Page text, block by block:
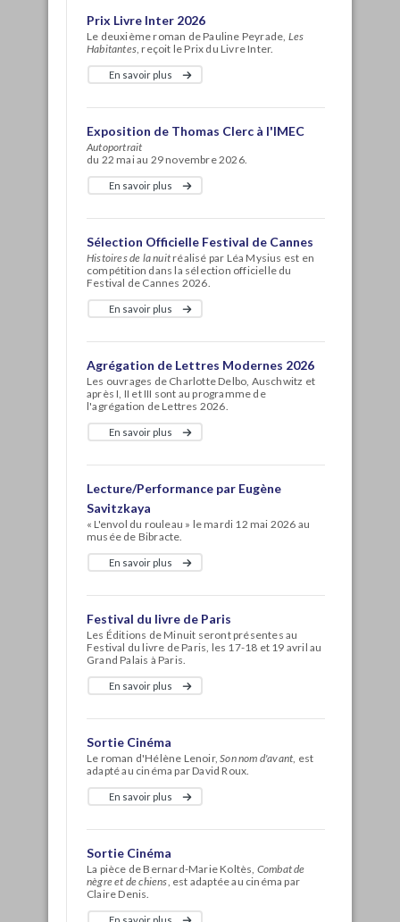
Prix Livre Inter 2026
Le deuxième roman de Pauline Peyrade, Les
Habitantes , reçoit le Prix du Livre Inter.
En savoir plus
Exposition de Thomas Clerc à l'IMEC
Autoportrait
du 22 mai au 29 novembre 2026.
En savoir plus
Sélection Officielle Festival de Cannes
Histoires de la nuitréalisé par Léa Mysius est en
compétition dans la sélection officielle du
Festival de Cannes 2026.
En savoir plus
Agrégation de Lettres Modernes 2026
Les ouvrages de Charlotte Delbo, Auschwitz et
après I, II et III sont au programme de
l'agrégation de Lettres 2026.
En savoir plus
Lecture/Performance par Eugène
Savitzkaya
« L'envol du rouleau » le mardi 12 mai 2026 au
musée de Bibracte.
En savoir plus
Festival du livre de Paris
Les Éditions de Minuit seront présentes au
Festival du livre de Paris, les 17-18 et 19 avril au
Grand Palais à Paris.
En savoir plus
Sortie Cinéma
Le roman d'Hélène Lenoir,Son nom d'avant , est
adapté au cinéma par David Roux.
En savoir plus
Sortie Cinéma
La pièce de Bernard-Marie Koltès, Combat de
nègre et de chiens , est adaptée au cinéma par
Claire Denis.
En savoir plus